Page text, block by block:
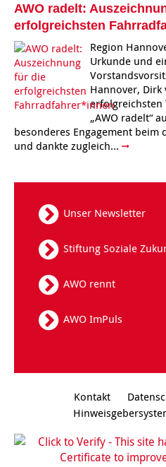
AWO radelt:
erfolgreichsten
Region
Urkunde und
Hannover,
erfolgreichsten
„AWO radelt“
besonderes Engagement beim
und dankte zugleich...
Unser Newsletter
Stiftung Soziale
AWO rennt
AWO ImPuls
Kontakt